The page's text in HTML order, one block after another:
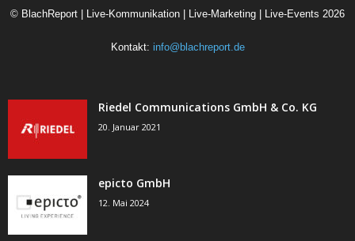
© BlachReport | Live-Kommunikation | Live-Marketing | Live-Events 2026
Kontakt: info@blachreport.de
Riedel Communications GmbH & Co. KG
20. Januar 2021
epicto GmbH
12. Mai 2024